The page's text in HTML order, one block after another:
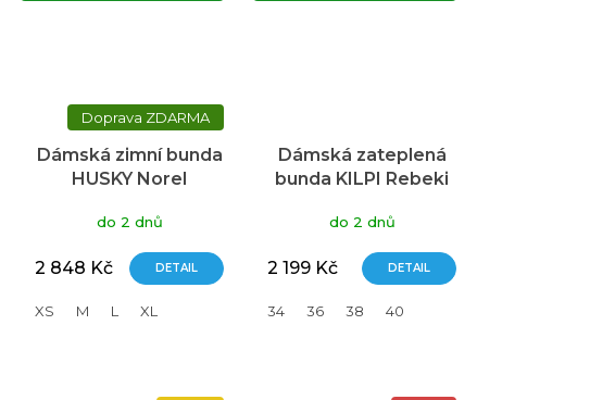
3XL
ZDARMA
Dámská zimní bunda
HUSKY Norel
do 2 dnů
2 848 Kč DETAIL
XS M L XL
Dámská zateplená
bunda KILPI Rebeki
do 2 dnů
2 199 Kč DETAIL
34 36 38 40